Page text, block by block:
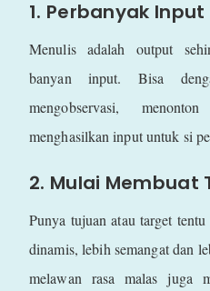
1. Perbanyak
Menulis adalah output
banyan input. Bisa
mengobservasi,
menghasilkan input untuk si
2. Mulai Membuat
Punya tujuan atau target
dinamis, lebih semangat dan
melawan rasa malas juga